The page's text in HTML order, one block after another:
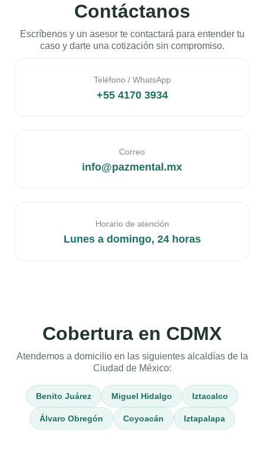
Contáctanos
Escríbenos y un asesor te contactará para entender tu
caso y darte una cotización sin compromiso.
Teléfono / WhatsApp
+55 4170 3934
Correo
info@pazmental.mx
Horario de atención
Lunes a domingo, 24 horas
Cobertura en CDMX
Atendemos a domicilio en las siguientes alcaldías de la
Ciudad de México:
Benito Juárez Miguel Hidalgo Iztacalco
Álvaro Obregón Coyoacán Iztapalapa